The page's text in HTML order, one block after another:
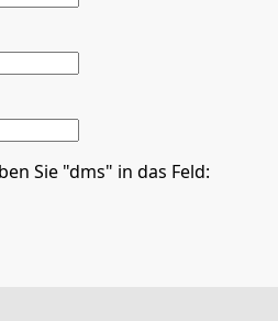
Sie "dms" in das Feld: